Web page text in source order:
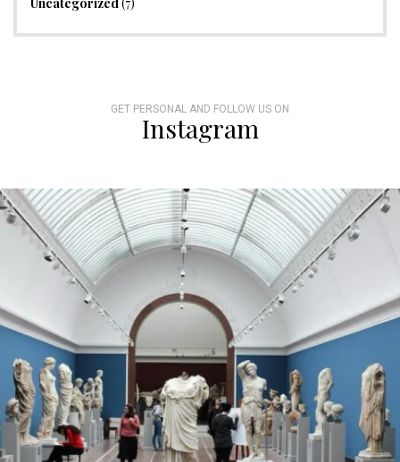
GET PERSONAL AND FOLLOW US ON
Instagram